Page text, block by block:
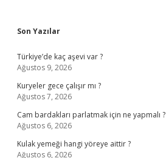
Sidebar
Son Yazılar
Türkiye’de kaç aşevi var ?
Ağustos 9, 2026
Kuryeler gece çalışır mı ?
Ağustos 7, 2026
Cam bardakları parlatmak için ne yapmalı ?
Ağustos 6, 2026
Kulak yemeği hangi yöreye aittir ?
Ağustos 6, 2026